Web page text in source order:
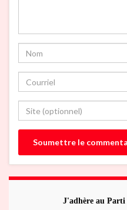
J'adhère au Parti